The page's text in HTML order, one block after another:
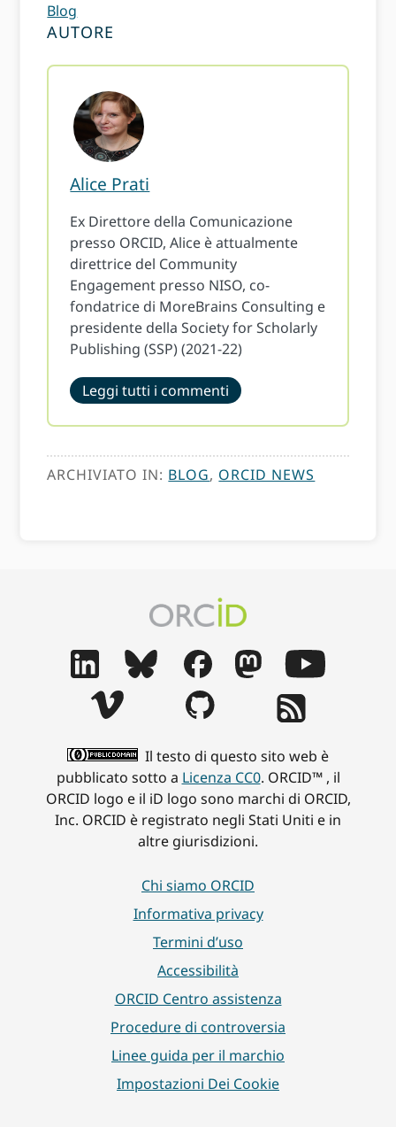
Blog
AUTORE
Alice Prati
Ex Direttore della Comunicazione
presso ORCID, Alice è attualmente
direttrice del Community
Engagement presso NISO, co-
fondatrice di MoreBrains Consulting e
presidente della Society for Scholarly
Publishing (SSP) (2021-22)
Leggi tutti i commenti
ARCHIVIATO IN: BLOG, ORCID NEWS
Il testo di questo sito web è
pubblicato sotto a Licenza CC0. ORCID™ , il
ORCID logo e il iD logo sono marchi di ORCID,
Inc. ORCID è registrato negli Stati Uniti e in
altre giurisdizioni.
Chi siamo ORCID
Informativa privacy
Termini d’uso
Accessibilità
ORCID Centro assistenza
Procedure di controversia
Linee guida per il marchio
Impostazioni Dei Cookie